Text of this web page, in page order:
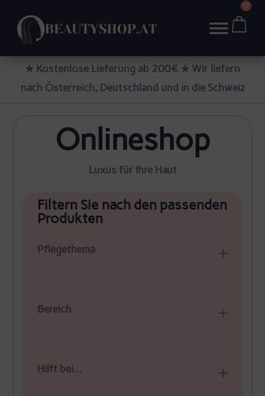
0
★ Kostenlose Lieferung ab 200€ ★ Wir liefern
nach Österreich, Deutschland und in die Schweiz
Onlineshop
Luxus für Ihre Haut
Filtern Sie nach den passenden
Produkten
Pflegethema
Bereich
Hilft bei...